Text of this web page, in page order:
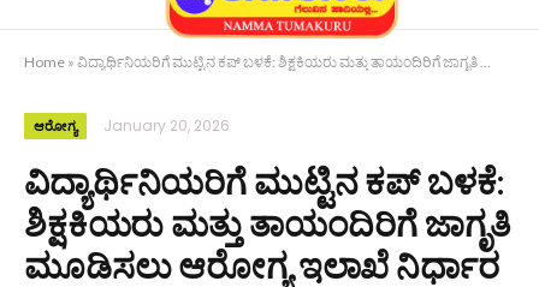
Home » ವಿದ್ಯಾರ್ಥಿನಿಯರಿಗೆ ಮುಟ್ಟಿನ ಕಪ್ ಬಳಕೆ: ಶಿಕ್ಷಕಿಯರು ಮತ್ತು ತಾಯಂದಿರಿಗೆ ಜಾಗೃತಿ ಮೂಡಿಸಲು ಆರೋಗ್ಯ ಇಲಾಖೆ ನಿರ್ಧಾರ
ಆರೋಗ್ಯ January 20, 2026
ವಿದ್ಯಾರ್ಥಿನಿಯರಿಗೆ ಮುಟ್ಟಿನ ಕಪ್ ಬಳಕೆ:
ಶಿಕ್ಷಕಿಯರು ಮತ್ತು ತಾಯಂದಿರಿಗೆ ಜಾಗೃತಿ
ಮೂಡಿಸಲು ಆರೋಗ್ಯ ಇಲಾಖೆ ನಿರ್ಧಾರ